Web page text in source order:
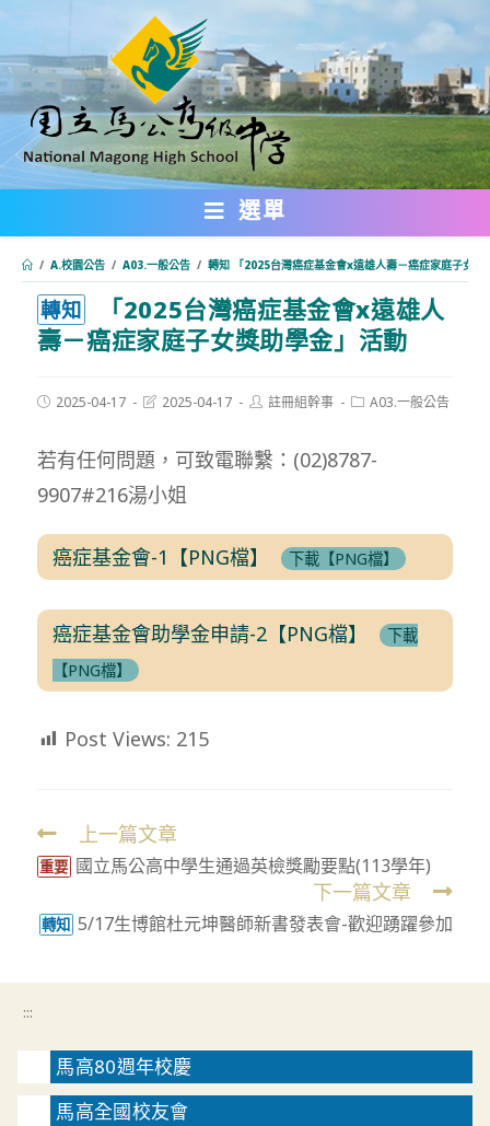
轉
主
要
內
選單
/ A.校園公告 / A03.一般公告 / 轉知 「2025台灣癌症基金會x遠雄人壽－癌症家庭子女獎
轉知
「2025台灣癌症基金會x遠雄人
壽－癌症家庭子女獎助學金」活動
Post2025-04-17
Post2025-04-17
Post註冊組幹事
PostA03.一般公告
若有任何問題，可致電聯繫：(02)8787-
9907#216湯小姐
癌症基金會-1【PNG檔】 下載【PNG檔】
癌症基金會助學金申請-2【PNG檔】
下載
【PNG檔】
Post Views: 215
Read
more
上一篇文章
重要 國立馬公高中學生通過英檢獎勵要點(113學年)
下一篇文章
轉知 5/17生博館杜元坤醫師新書發表會-歡迎踴躍參加
:::
馬高80週年校慶
馬高全國校友會